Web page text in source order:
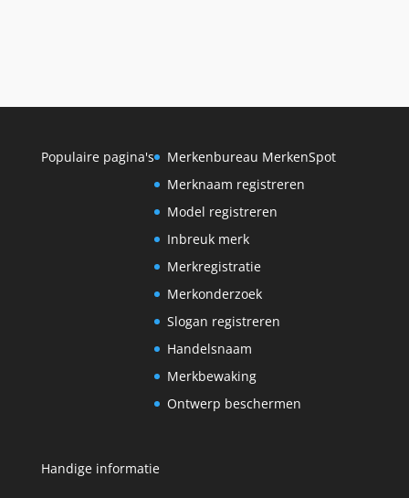
Populaire pagina's
Merkenbureau MerkenSpot
Merknaam registreren
Model registreren
Inbreuk merk
Merkregistratie
Merkonderzoek
Slogan registreren
Handelsnaam
Merkbewaking
Ontwerp beschermen
Handige informatie